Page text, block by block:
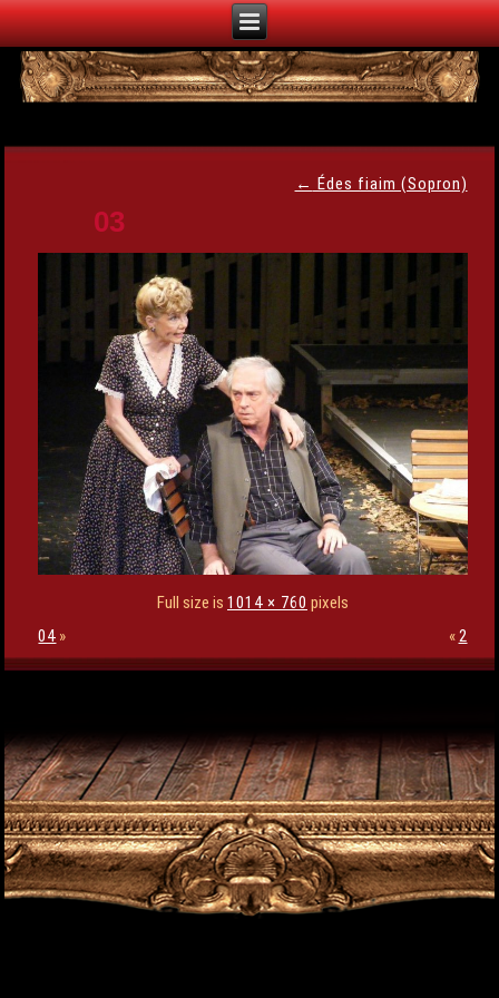
← Édes fiaim (Sopron)
03
Full size is 1014 × 760 pixels
04 » «2